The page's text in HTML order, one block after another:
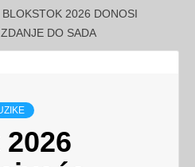
BLOKSTOK 2026 DONOSI
DO SADA